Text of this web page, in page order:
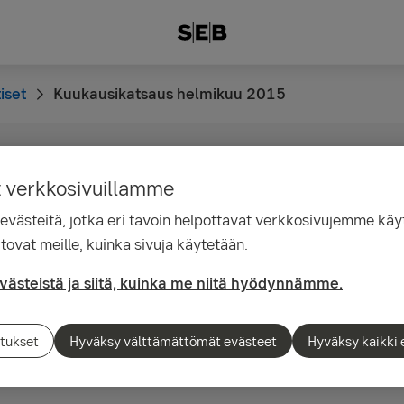
Kuukausikatsaus helmikuu 2015
tammikuussa
tilastot olivat pitkälti odotusten
julkistetuista luvuista saatu
verkkosivuillamme
jotka eri tavoin helpottavat verkkosivujemme
meille, kuinka sivuja käytetään.
ja siitä, kuinka me niitä hyödynnämme.
Hyväksy välttämättömät evästeet Hyväksy kaikki